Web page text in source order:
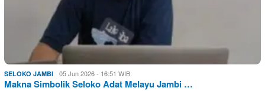
SELOKO JAMBI 05 Jun 2026 - 16:51 WIB
Makna Simbolik Seloko Adat Melayu Jambi …